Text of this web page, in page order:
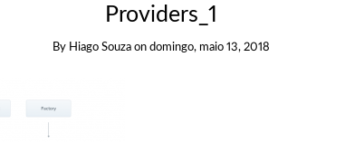
Providers_1
By Hiago Souza on domingo, maio 13, 2018